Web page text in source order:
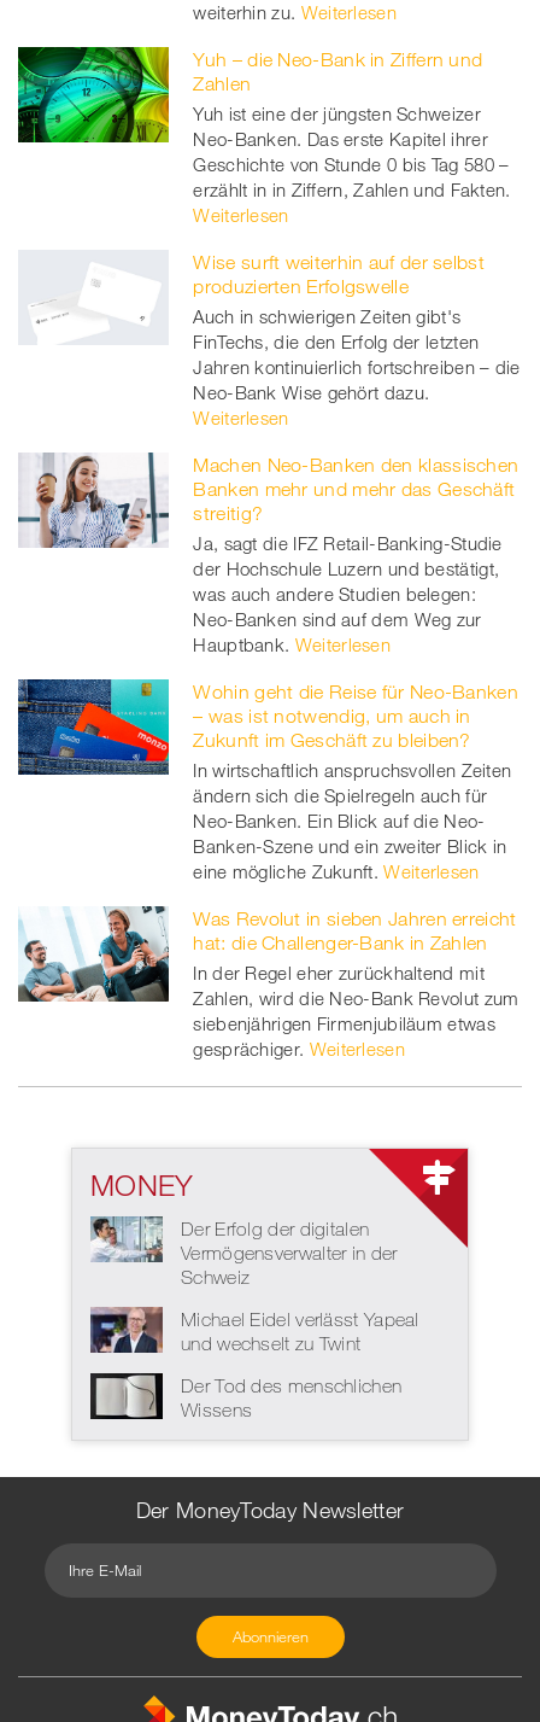
weiterhin zu. Weiterlesen
Yuh – die Neo-Bank in Ziffern und
Zahlen
Yuh ist eine der jüngsten Schweizer
Neo-Banken. Das erste Kapitel ihrer
Geschichte von Stunde 0 bis Tag 580 –
erzählt in in Ziffern, Zahlen und Fakten.
Weiterlesen
Wise surft weiterhin auf der selbst
produzierten Erfolgswelle
Auch in schwierigen Zeiten gibt's
FinTechs, die den Erfolg der letzten
Jahren kontinuierlich fortschreiben – die
Neo-Bank Wise gehört dazu.
Weiterlesen
Machen Neo-Banken den klassischen
Banken mehr und mehr das Geschäft
streitig?
Ja, sagt die IFZ Retail-Banking-Studie
der Hochschule Luzern und bestätigt,
was auch andere Studien belegen:
Neo-Banken sind auf dem Weg zur
Hauptbank. Weiterlesen
Wohin geht die Reise für Neo-Banken
– was ist notwendig, um auch in
Zukunft im Geschäft zu bleiben?
In wirtschaftlich anspruchsvollen Zeiten
ändern sich die Spielregeln auch für
Neo-Banken. Ein Blick auf die Neo-
Banken-Szene und ein zweiter Blick in
eine mögliche Zukunft. Weiterlesen
Was Revolut in sieben Jahren erreicht
hat: die Challenger-Bank in Zahlen
In der Regel eher zurückhaltend mit
Zahlen, wird die Neo-Bank Revolut zum
siebenjährigen Firmenjubiläum etwas
gesprächiger. Weiterlesen
MONEY
Der Erfolg der digitalen
Vermögensverwalter in der
Schweiz
Michael Eidel verlässt Yapeal
und wechselt zu Twint
Der Tod des menschlichen
Wissens
Der MoneyToday Newsletter